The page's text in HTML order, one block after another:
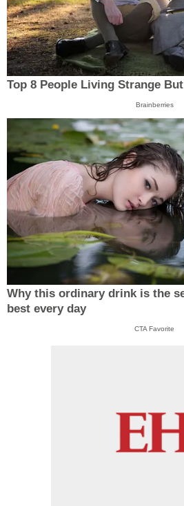
Top 8 People Living Strange
Brainberries
Why this ordinary drink is the
best every day
CTA Favorite